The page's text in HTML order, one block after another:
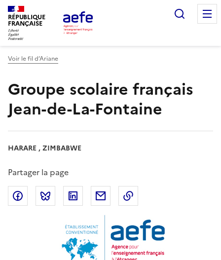
Aller
au
contenu
principal
RÉPUBLIQUE
FRANÇAISE
Voir le fil d’Ariane
Groupe scolaire français
Jean-de-La-Fontaine
HARARE , ZIMBABWE
Partager la page
Partager sur Facebook
Partager sur Bluesky
Partager sur LinkedIn
Partager par email